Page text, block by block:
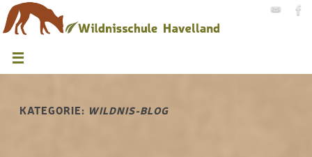
KATEGORIE: WILDNIS-BLOG